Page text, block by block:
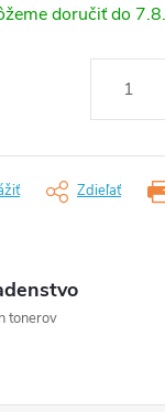
Zdieľať
tonerov